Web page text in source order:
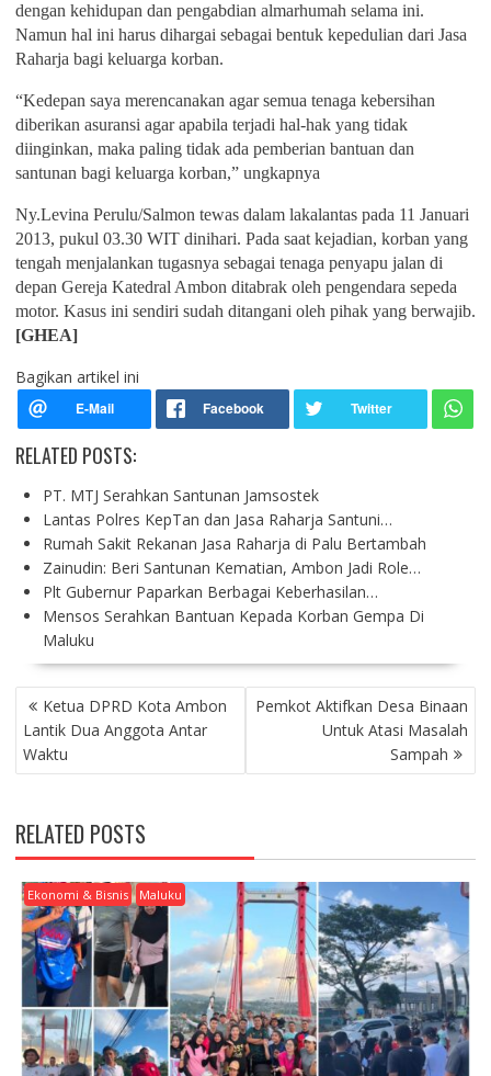
dengan kehidupan dan pengabdian almarhumah selama ini.
Namun hal ini harus dihargai sebagai bentuk kepedulian dari Jasa
Raharja bagi keluarga korban.
“Kedepan saya merencanakan agar semua tenaga kebersihan
diberikan asuransi agar apabila terjadi hal-hak yang tidak
diinginkan, maka paling tidak ada pemberian bantuan dan
santunan bagi keluarga korban,” ungkapnya
Ny.Levina Perulu/Salmon tewas dalam lakalantas pada 11 Januari
2013, pukul 03.30 WIT dinihari. Pada saat kejadian, korban yang
tengah menjalankan tugasnya sebagai tenaga penyapu jalan di
depan Gereja Katedral Ambon ditabrak oleh pengendara sepeda
motor. Kasus ini sendiri sudah ditangani oleh pihak yang berwajib.
[GHEA]
Bagikan artikel ini
RELATED POSTS:
PT. MTJ Serahkan Santunan Jamsostek
Lantas Polres KepTan dan Jasa Raharja Santuni…
Rumah Sakit Rekanan Jasa Raharja di Palu Bertambah
Zainudin: Beri Santunan Kematian, Ambon Jadi Role…
Plt Gubernur Paparkan Berbagai Keberhasilan…
Mensos Serahkan Bantuan Kepada Korban Gempa Di
Maluku
P
O
S
T
A
V
I
G
A
T
N
Ketua DPRD Kota Ambon
Lantik Dua Anggota Antar
Waktu
Pemkot Aktifkan Desa Binaan
Untuk Atasi Masalah
Sampah
RELATED POSTS
Ekonomi & Bisnis Maluku